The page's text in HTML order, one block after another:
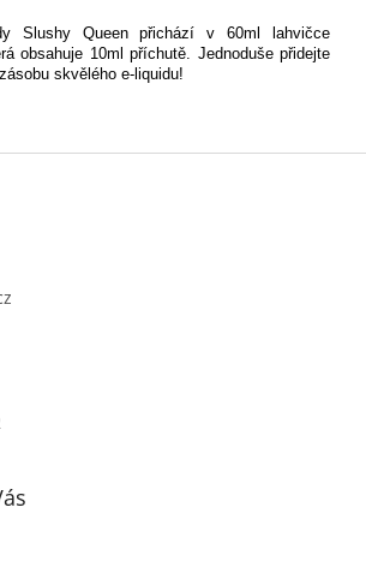
Slushy Queen přichází v 60ml lahvičce
obsahuje 10ml příchutě. Jednoduše přidejte
skvělého e-liquidu!